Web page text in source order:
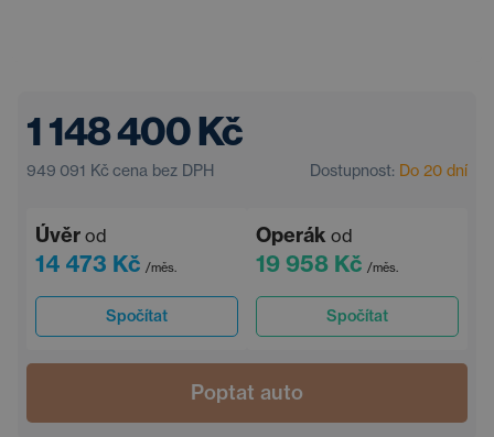
1 148 400 Kč
949 091 Kč cena bez DPH Dostupnost: Do 20 dní
Úvěr od
14 473 Kč /měs.
Spočítat
Operák od
19 958 Kč /měs.
Spočítat
Poptat auto